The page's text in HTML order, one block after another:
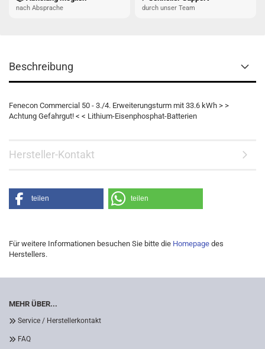
nach Absprache durch unser Team
Beschreibung
Fenecon Commercial 50 - 3./4. Erweiterungsturm mit 33.6 kWh > >
Achtung Gefahrgut! < < Lithium-Eisenphosphat-Batterien
Hersteller-Kontakt
teilen teilen
Für weitere Informationen besuchen Sie bitte die Homepage des
Herstellers.
MEHR ÜBER...
Service / Herstellerkontakt
FAQ